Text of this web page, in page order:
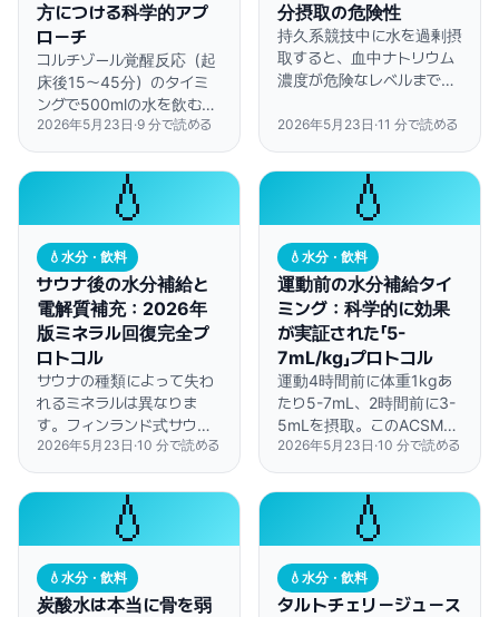
方につける科学的アプ
ローチ
コルチゾール覚醒反応（起
床後15〜45分）のタイミ
ングで500mlの水を飲む
と、代謝率が24%向上し、
朝の疲労感が41%軽減され
ることが研究で明らかにな
っています。
2026年5月23日 ·9 分で読める
分摂取の危険性
持久系競技中に水を過剰摂
取すると、血中ナトリウム
濃度が危険なレベルまで低
の知識で、安全にパフォー
2026年5月23日 ·11 分で読める
💧
💧 水分・飲料
サウナ後の水分補給と
電解質補充：2026年
版ミネラル回復完全プ
ロトコル
サウナの種類によって失わ
れるミネラルは異なりま
す。フィンランド式サウナ
ではナトリウムが多く失わ
れ、インフラレッドサウナ
ではカリウムの損失が大き
いため、それぞれに合わせ
た水分補給戦略が必要で
2026年5月23日 ·10 分で読める
💧
💧 水分・飲料
運動前の水分補給タイ
ミング：科学的に効果
が実証された「5-
7mL/kg」プロトコル
運動4時間前に体重1kgあ
たり5-7mL、2時間前に3-
5mLを摂取。このACSM推
奨プロトコルで、胃腸の不
快感なく血漿量を最適化で
きます。
2026年5月23日 ·10 分で読める
💧
💧 水分・飲料
炭酸水は本当に骨を弱
💧
💧 水分・飲料
タルトチェリージュース